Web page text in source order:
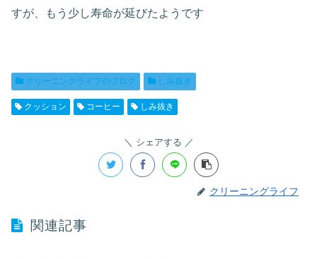
すが、もう少し寿命が延びたようです
クリーニングライフのブログ しみ抜き
クッション コーヒー しみ抜き
シェアする
クリーニングライフ
関連記事